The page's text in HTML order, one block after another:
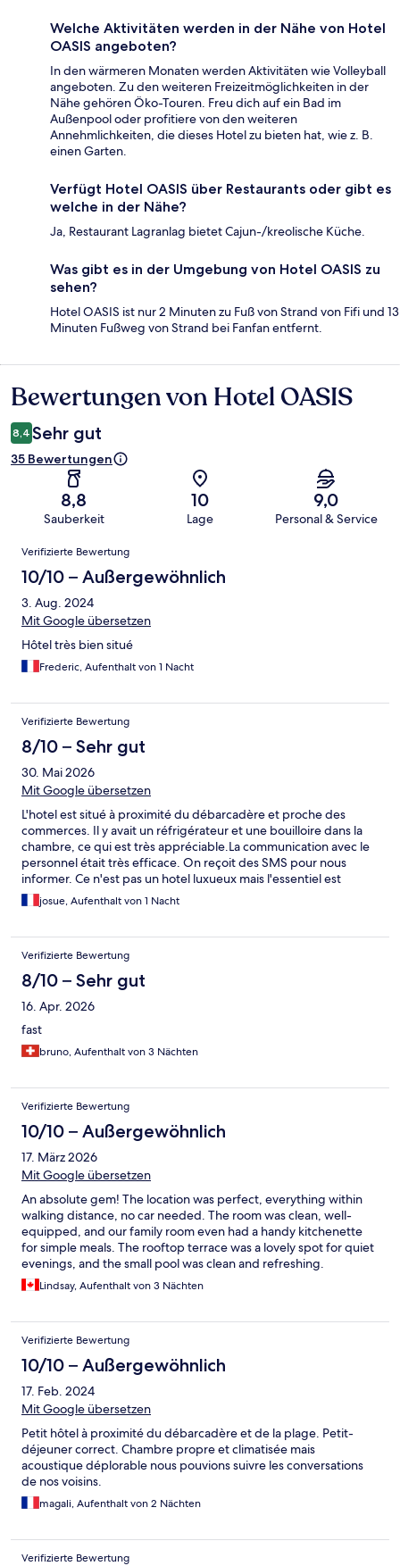
Welche Aktivitäten werden in der Nähe von Hotel
OASIS angeboten?
In den wärmeren Monaten werden Aktivitäten wie Volleyball
angeboten. Zu den weiteren Freizeitmöglichkeiten in der
Nähe gehören Öko-Touren. Freu dich auf ein Bad im
Außenpool oder profitiere von den weiteren
Annehmlichkeiten, die dieses Hotel zu bieten hat, wie z. B.
einen Garten.
Verfügt Hotel OASIS über Restaurants oder gibt es
welche in der Nähe?
Ja, Restaurant Lagranlag bietet Cajun-/kreolische Küche.
Was gibt es in der Umgebung von Hotel OASIS zu
sehen?
Hotel OASIS ist nur 2 Minuten zu Fuß von Strand von Fifi und 13
Minuten Fußweg von Strand bei Fanfan entfernt.
Bewertungen
Bewertungen von Hotel OASIS
8,4 Sehr gut
35 Bewertungen
8,8
Sauberkeit
10
Lage
9,0
Personal & Service
Bewertungen
Verifizierte Bewertung
10/10 – Außergewöhnlich
3. Aug. 2024
Mit Google übersetzen
Hôtel très bien situé
Frederic, Aufenthalt von 1 Nacht
Verifizierte Bewertung
8/10 – Sehr gut
30. Mai 2026
Mit Google übersetzen
L'hotel est situé à proximité du débarcadère et proche des
commerces. Il y avait un réfrigérateur et une bouilloire dans la
chambre, ce qui est très appréciable.La communication avec le
personnel était très efficace. On reçoit des SMS pour nous
informer. Ce n'est pas un hotel luxueux mais l'essentiel est
présent pour passer un bon séjour.
josue, Aufenthalt von 1 Nacht
Verifizierte Bewertung
8/10 – Sehr gut
16. Apr. 2026
fast
bruno, Aufenthalt von 3 Nächten
Verifizierte Bewertung
10/10 – Außergewöhnlich
17. März 2026
Mit Google übersetzen
An absolute gem! The location was perfect, everything within
walking distance, no car needed. The room was clean, well-
equipped, and our family room even had a handy kitchenette
for simple meals. The rooftop terrace was a lovely spot for quiet
evenings, and the small pool was clean and refreshing.
Everything was exactly as advertised. La Désirade is a fantastic
choice for a peaceful getaway, I highly recommend Hotel Oasis!
Lindsay, Aufenthalt von 3 Nächten
Verifizierte Bewertung
10/10 – Außergewöhnlich
17. Feb. 2024
Mit Google übersetzen
Petit hôtel à proximité du débarcadère et de la plage. Petit-
déjeuner correct. Chambre propre et climatisée mais
acoustique déplorable nous pouvions suivre les conversations
de nos voisins.
magali, Aufenthalt von 2 Nächten
Verifizierte Bewertung